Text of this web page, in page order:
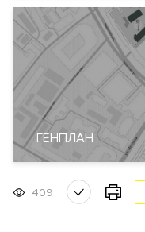
Кондиционирование
Вентиляция
Отопление
Лифты
Описание
ЖК "Камергер"
ГЕНПЛАН
409